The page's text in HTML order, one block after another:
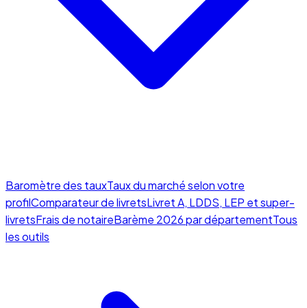
Baromètre des tauxTaux du marché selon votre
profilComparateur de livretsLivret A, LDDS, LEP et super-
livretsFrais de notaireBarème 2026 par départementTous
les outils